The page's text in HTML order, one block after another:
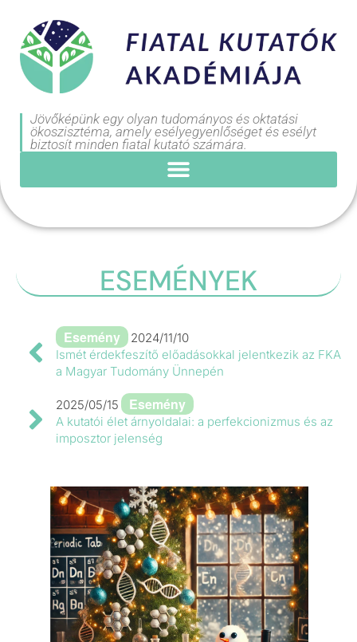
Jövőképünk egy olyan tudományos és oktatási
ökoszisztéma, amely esélyegyenlőséget és esélyt
biztosít minden fiatal kutató számára.
ESEMÉNYEK
Esemény
2024/11/10
Ismét érdekfeszítő előadásokkal jelentkezik az FKA
a Magyar Tudomány Ünnepén
2025/05/15 Esemény
A kutatói élet árnyoldalai: a perfekcionizmus és az
imposztor jelenség